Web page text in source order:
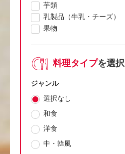
芋類
乳製品（牛乳・チーズ）
果物
料理タイプを選択
ジャンル
選択なし
和食
洋食
中・韓風